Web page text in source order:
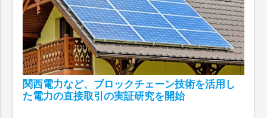
関西電力など、ブロックチェーン技術を活用し
た電力の直接取引の実証研究を開始